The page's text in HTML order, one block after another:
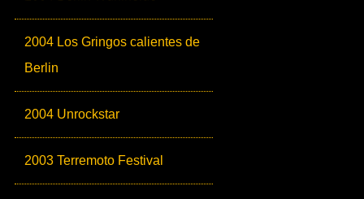
2004 Los Gringos calientes de
Berlin
2004 Unrockstar
2003 Terremoto Festival